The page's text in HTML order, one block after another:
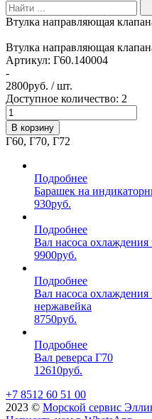
Втулка направляющая
Втулка направляющая
Артикул: Г60.140004
-
2800руб. / шт.
Доступное количество: 2
В корзину
Г60, Г70, Г72
Подробнее
Барашек на
930руб.
Подробнее
Вал насоса
9900руб.
Подробнее
Вал насоса
нержавейка
8750руб.
Подробнее
Вал реверса Г70
12610руб.
+7 8512 60 51 00
2023 ©️ Морской сервис